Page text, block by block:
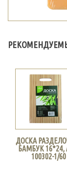
ДОСКА
БАМБУК 16*24,
100302-1/60